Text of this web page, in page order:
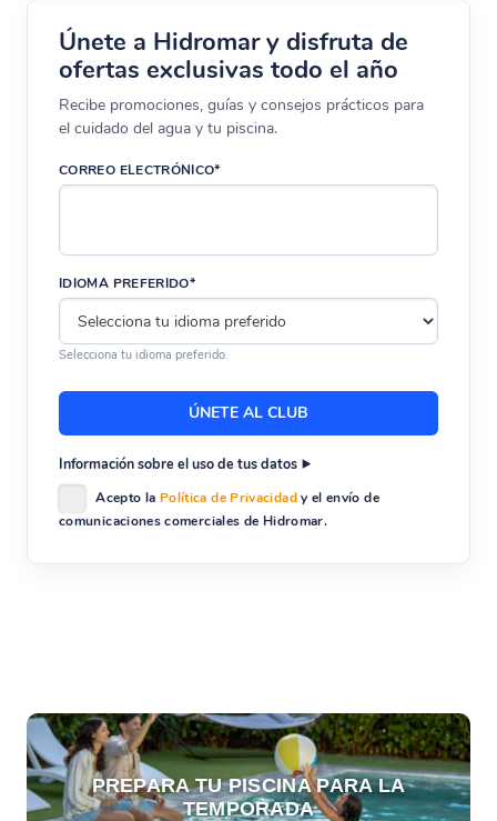
Únete a Hidromar y disfruta de
ofertas exclusivas todo el año
Recibe promociones, guías y consejos prácticos para
el cuidado del agua y tu piscina.
CORREO ELECTRÓNICO*
IDIOMA PREFERIDO*
Selecciona tu idioma preferido.
Información sobre el uso de tus datos
Acepto la Política de Privacidady el envío de
comunicaciones comerciales de Hidromar.
PREPARA TU PISCINA PARA LA
TEMPORADA